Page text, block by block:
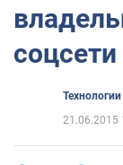
Технологии
21.06.2015